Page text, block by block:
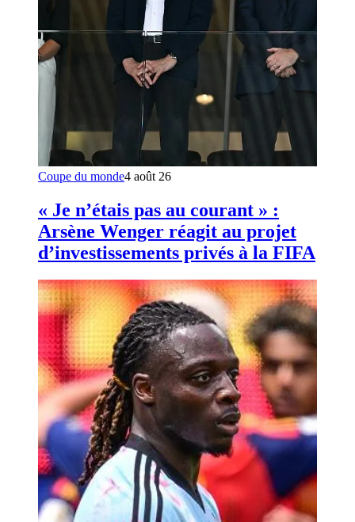
Coupe du monde4 août 26
« Je n’étais pas au courant » :
Arsène Wenger réagit au projet
d’investissements privés à la FIFA